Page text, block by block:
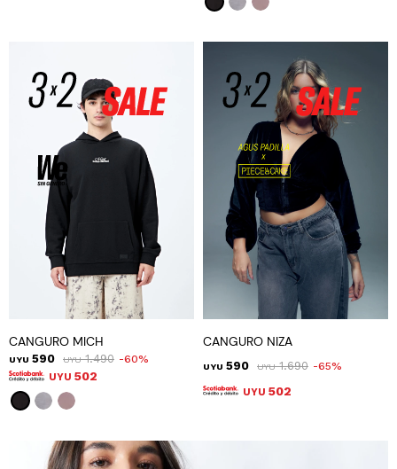
CANGURO MICH
UYU 590 UYU 1.490 60
UYU 502
CANGURO NIZA
UYU 590 UYU 1.690 65
UYU 502